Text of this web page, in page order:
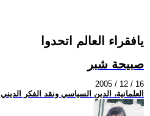
يافقراء العالم اتحدوا
صبيحة شبر
2005 / 12 / 16
العلمانية، الدين السياسي ونقد الفكر الديني